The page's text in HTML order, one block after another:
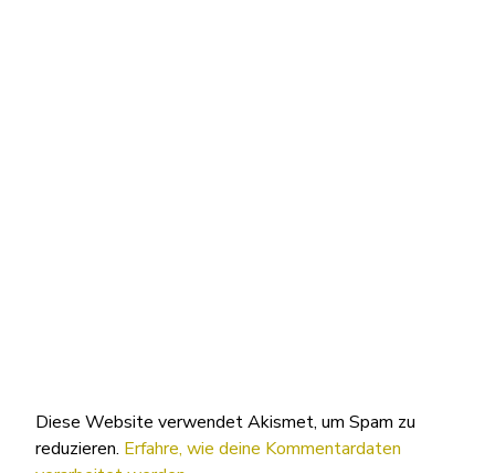
Diese Website verwendet Akismet, um Spam zu
reduzieren. Erfahre, wie deine Kommentardaten